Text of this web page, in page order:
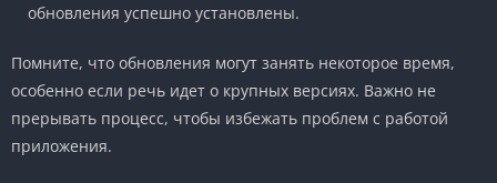
обновления успешно установлены.
Помните, что обновления могут занять некоторое время,
особенно если речь идет о крупных версиях. Важно не
прерывать процесс, чтобы избежать проблем с работой
приложения.